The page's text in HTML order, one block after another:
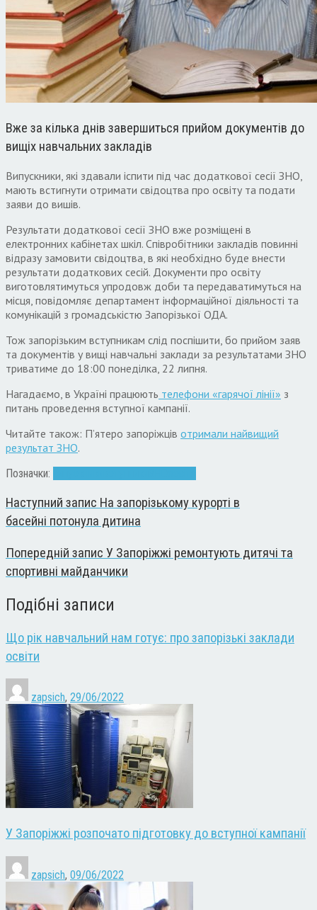
Вже за кілька днів завершиться прийом документів до
вищіх навчальних закладів
Випускники, які здавали іспити під час додаткової сесії ЗНО,
мають встигнути отримати свідоцтва про освіту та подати
заяви до вишів.
Результати додаткової сесії ЗНО вже розміщені в
електронних кабінетах шкіл. Співробітники закладів повинні
відразу замовити свідоцтва, в які необхідно буде внести
результати додаткових сесій. Документи про освіту
виготовлятимуться упродовж доби та передаватимуться на
місця, повідомляє департамент інформаційної діяльності та
комунікацій з громадськістю Запорізької ОДА.
Тож запорізьким вступникам слід поспішити, бо прийом заяв
та документів у вищі навчальні заклади за результатами ЗНО
триватиме до 18:00 понеділка, 22 липня.
Нагадаємо, в Україні працюють телефони «гарячої лінії» з
питань проведення вступної кампанії.
Читайте також: П’ятеро запоріжців отримали найвищий
результат ЗНО.
Позначки:
Наступний запис На запорізькому курорті в
басейні потонула дитина
Попередній запис У Запоріжжі ремонтують дитячі та
спортивні майданчики
Подібні записи
Що рік навчальний нам готує: про запорізькі заклади
освіти
zapsich, 29/06/2022
У Запоріжжі розпочато підготовку до вступної кампанії
zapsich, 09/06/2022